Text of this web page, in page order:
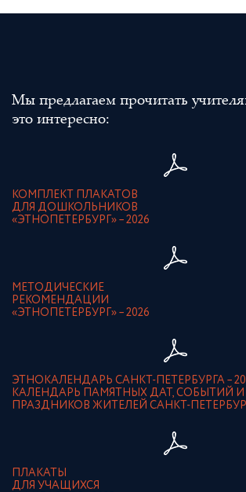
Мы предлагаем прочитать
это интересно:
КОМПЛЕКТ ПЛАКАТОВ
ДЛЯ ДОШКОЛЬНИКОВ
«ЭТНОПЕТЕРБУРГ» – 2026
МЕТОДИЧЕСКИЕ
РЕКОМЕНДАЦИИ
«ЭТНОПЕТЕРБУРГ» – 2026
ЭТНОКАЛЕНДАРЬ САНКТ-ПЕТЕРБУРГА –
КАЛЕНДАРЬ ПАМЯТНЫХ ДАТ, СОБЫТИЙ И
ПРАЗДНИКОВ ЖИТЕЛЕЙ САНКТ-
ПЛАКАТЫ
ДЛЯ УЧАЩИХСЯ